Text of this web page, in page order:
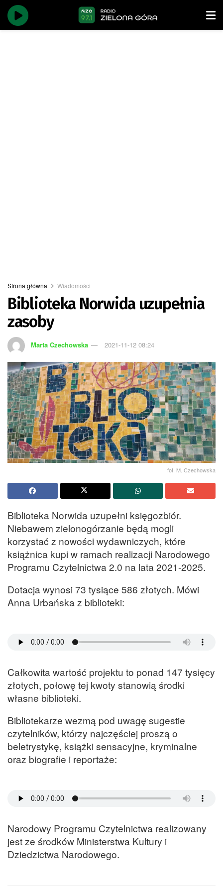
Strona główna Wiadomości
Biblioteka Norwida uzupełnia
zasoby
Marta Czechowska 2021-11-12 08:24
fot. M. Czechowska
Biblioteka Norwida uzupełni księgozbiór.
Niebawem zielonogórzanie będą mogli
korzystać z nowości wydawniczych, które
książnica kupi w ramach realizacji Narodowego
Programu Czytelnictwa 2.0 na lata 2021-2025.
Dotacja wynosi 73 tysiące 586 złotych. Mówi
Anna Urbańska z biblioteki:
Całkowita wartość projektu to ponad 147 tysięcy
złotych, połowę tej kwoty stanowią środki
własne biblioteki.
Bibliotekarze wezmą pod uwagę sugestie
czytelników, którzy najczęściej proszą o
beletrystykę, książki sensacyjne, kryminalne
oraz biografie i reportaże:
Narodowy Programu Czytelnictwa realizowany
jest ze środków Ministerstwa Kultury i
Dziedzictwa Narodowego.